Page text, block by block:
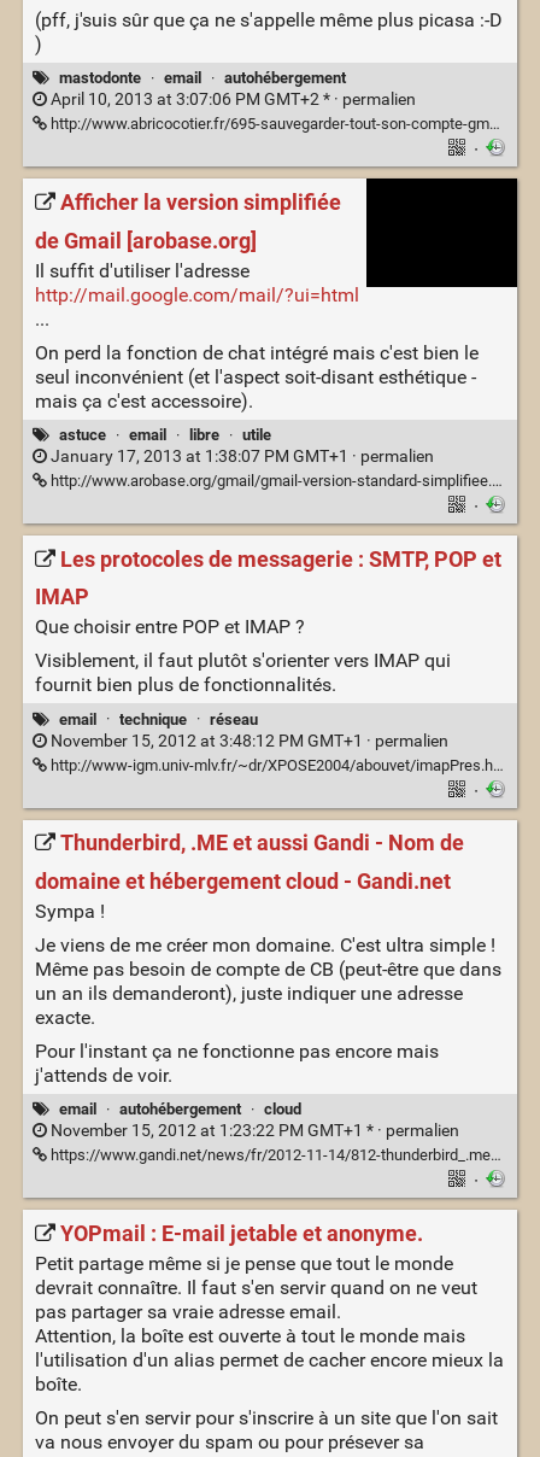
(pff, j'suis sûr que ça ne s'appelle même plus picasa :-D
)
mastodonte · email · autohébergement
April 10, 2013 at 3:07:06 PM GMT+2 * · permalien
http://www.abricocotier.fr/695-sauvegarder-tout-son-compte-gmail-en-telechargeant-tous-ses-emails
·
Afficher la version simplifiée
de Gmail [arobase.org]
Il suffit d'utiliser l'adresse
http://mail.google.com/mail/?ui=html
...
On perd la fonction de chat intégré mais c'est bien le
seul inconvénient (et l'aspect soit-disant esthétique -
mais ça c'est accessoire).
astuce · email · libre · utile
January 17, 2013 at 1:38:07 PM GMT+1 · permalien
http://www.arobase.org/gmail/gmail-version-standard-simplifiee.htm
·
Les protocoles de messagerie : SMTP, POP et
IMAP
Que choisir entre POP et IMAP ?
Visiblement, il faut plutôt s'orienter vers IMAP qui
fournit bien plus de fonctionnalités.
email · technique · réseau
November 15, 2012 at 3:48:12 PM GMT+1 · permalien
http://www-igm.univ-mlv.fr/~dr/XPOSE2004/abouvet/imapPres.htm
·
Thunderbird, .ME et aussi Gandi - Nom de
domaine et hébergement cloud - Gandi.net
Sympa !
Je viens de me créer mon domaine. C'est ultra simple !
Même pas besoin de compte de CB (peut-être que dans
un an ils demanderont), juste indiquer une adresse
exacte.
Pour l'instant ça ne fonctionne pas encore mais
j'attends de voir.
email · autohébergement · cloud
November 15, 2012 at 1:23:22 PM GMT+1 * · permalien
https://www.gandi.net/news/fr/2012-11-14/812-thunderbird_.me_et_aussi_gandi/
·
YOPmail : E-mail jetable et anonyme.
Petit partage même si je pense que tout le monde
devrait connaître. Il faut s'en servir quand on ne veut
pas partager sa vraie adresse email.
Attention, la boîte est ouverte à tout le monde mais
l'utilisation d'un alias permet de cacher encore mieux la
boîte.
On peut s'en servir pour s'inscrire à un site que l'on sait
va nous envoyer du spam ou pour présever sa